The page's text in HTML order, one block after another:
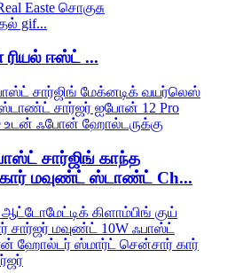
ரியல் ஈஸ்ட் ...
சார்ஜிங் காந்த
மவுண்ட் ஸ்டாண்ட் Ch...